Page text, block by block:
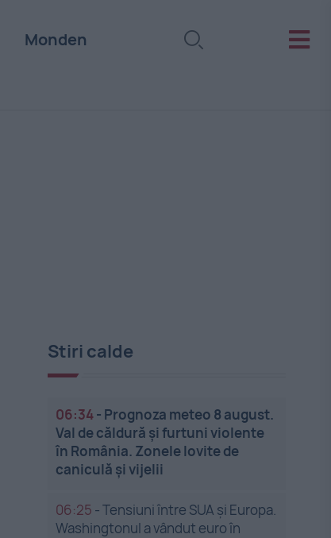
Monden
Stiri calde
06:34- Prognoza meteo 8 august.
Val de căldură și furtuni violente
în România. Zonele lovite de
caniculă și vijelii
06:25 -Tensiuni între SUA și Europa.
Washingtonul a vândut euro în